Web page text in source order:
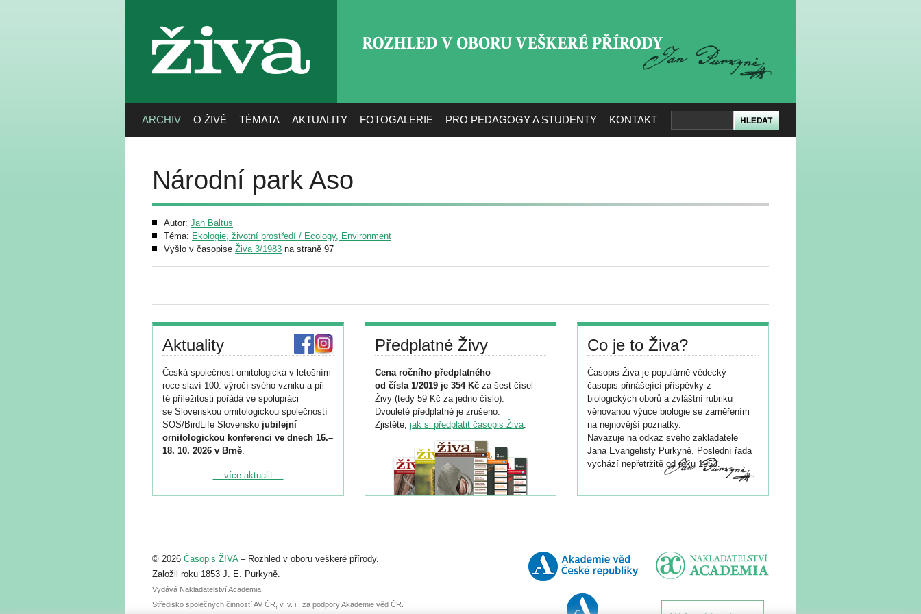
živa
ARCHIV O ŽIVĚ TÉMATA AKTUALITY FOTOGALERIE PRO PEDAGOGY A STUDENTY KONTAKT
Národní park Aso
Autor: Jan Baltus
Téma: Ekologie, životní prostředí / Ecology, Environment
Vyšlo v časopise Živa 3/1983 na straně 97
Aktuality
Česká společnost ornitologická v letošním
roce slaví 100. výročí svého vzniku a při
té příležitosti pořádá ve spolupráci
se Slovenskou ornitologickou společností
SOS/BirdLife Slovensko jubilejní
ornitologickou konferenci ve dnech 16.–
18. 10. 2026 v Brně.
Podrobnější informace ke konferenci
Registrovat se můžete do 6. září.
abstraktu přihlášené přednášky nebo
posteru je už 30. června.
... více aktualit ...
Předplatné Živy
Cena ročního předplatného
od čísla 1/2019 je 354 Kč za šest čísel
Živy (tedy 59 Kč za jedno číslo).
Dvouleté předplatné je zrušeno.
Zjistěte, jak si předplatit časopis Živa.
Co je to Živa?
Časopis Živa je populárně vědecký
časopis přinášející příspěvky z
biologických oborů a zvláštní rubriku
věnovanou výuce biologie se zaměřením
na nejnovější poznatky.
Navazuje na odkaz svého zakladatele
Jana Evangelisty Purkyně. Poslední řada
vychází nepřetržitě od roku 1953.
© 2026 Časopis ŽIVA– Rozhled v oboru veškeré přírody.
Založil roku 1853 J. E. Purkyně.
Vydává Nakladatelství Academia,
Středisko společných činností AV ČR, v. v. i., za podpory Akademie věd ČR.